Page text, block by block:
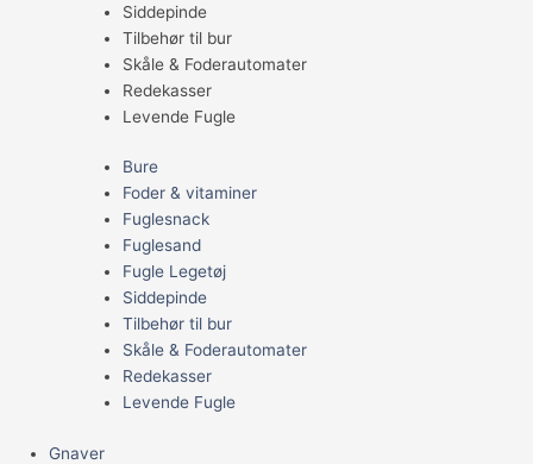
Siddepinde
Tilbehør til bur
Skåle & Foderautomater
Redekasser
Levende Fugle
Bure
Foder & vitaminer
Fuglesnack
Fuglesand
Fugle Legetøj
Siddepinde
Tilbehør til bur
Skåle & Foderautomater
Redekasser
Levende Fugle
Gnaver